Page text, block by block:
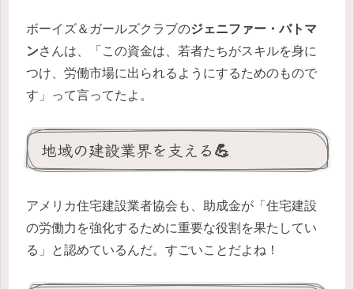
ボーイズ＆ガールズクラブのジェニファー・バトマ
ンさんは、「この資金は、若者たちがスキルを身に
つけ、労働市場に出られるようにするためのもので
す」って言ってたよ。
地域の建設業界を支える💪
アメリカ住宅建設業者協会も、助成金が「住宅建設
の労働力を強化するために重要な役割を果たしてい
る」と認めているんだ。すごいことだよね！